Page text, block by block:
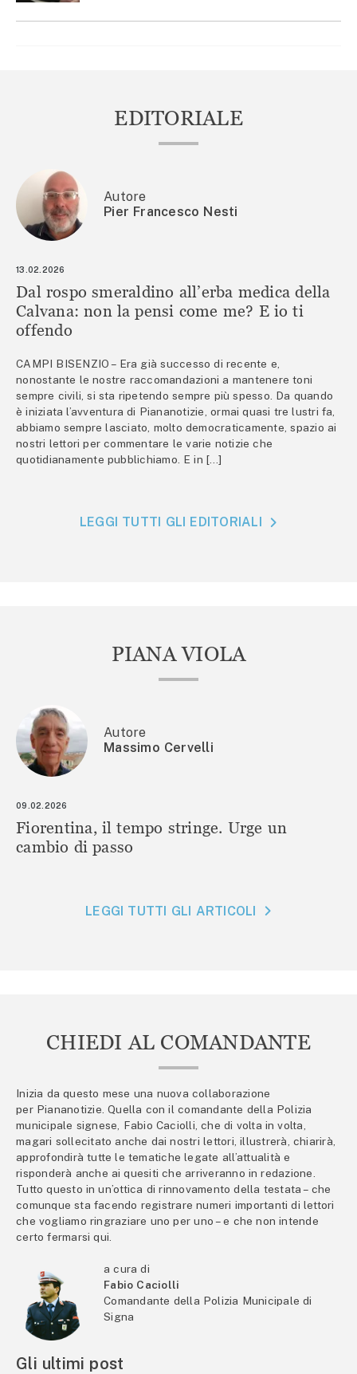
EDITORIALE
Autore
Pier Francesco Nesti
13.02.2026
Dal rospo smeraldino all’erba medica della
Calvana: non la pensi come me? E io ti
offendo
CAMPI BISENZIO – Era già successo di recente e,
nonostante le nostre raccomandazioni a mantenere toni
sempre civili, si sta ripetendo sempre più spesso. Da quando
è iniziata l’avventura di Piananotizie, ormai quasi tre lustri fa,
abbiamo sempre lasciato, molto democraticamente, spazio ai
nostri lettori per commentare le varie notizie che
quotidianamente pubblichiamo. E in […]
LEGGI TUTTI GLI EDITORIALI
PIANA VIOLA
Autore
Massimo Cervelli
09.02.2026
Fiorentina, il tempo stringe. Urge un
cambio di passo
LEGGI TUTTI GLI ARTICOLI
CHIEDI AL COMANDANTE
Inizia da questo mese una nuova collaborazione
per Piananotizie. Quella con il comandante della Polizia
municipale signese, Fabio Caciolli, che di volta in volta,
magari sollecitato anche dai nostri lettori, illustrerà, chiarirà,
approfondirà tutte le tematiche legate all’attualità e
risponderà anche ai quesiti che arriveranno in redazione.
Tutto questo in un’ottica di rinnovamento della testata – che
comunque sta facendo registrare numeri importanti di lettori
che vogliamo ringraziare uno per uno – e che non intende
certo fermarsi qui.
a cura di
Fabio Caciolli
Comandante della Polizia Municipale di
Signa
Gli ultimi post